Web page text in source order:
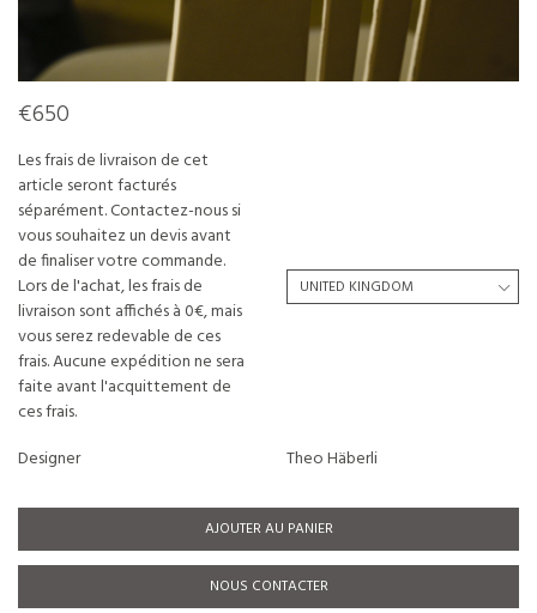
€650
Les frais de livraison de cet
article seront facturés
séparément. Contactez-nous si
vous souhaitez un devis avant
de finaliser votre commande.
Lors de l'achat, les frais de
livraison sont affichés à 0€, mais
vous serez redevable de ces
frais. Aucune expédition ne sera
faite avant l'acquittement de
ces frais.
Designer
Theo Häberli
AJOUTER AU PANIER
NOUS CONTACTER